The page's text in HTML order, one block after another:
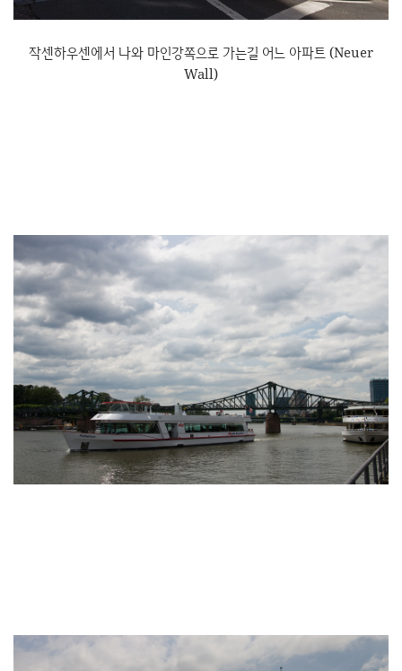
작센하우센에서 나와 마인강쪽으로 가는길 어느 아파트 (Neuer
Wall)